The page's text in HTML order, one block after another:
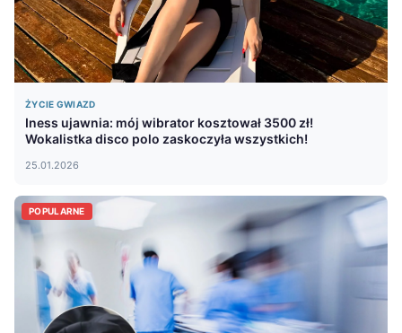
ŻYCIE GWIAZD
Iness ujawnia: mój wibrator kosztował 3500 zł!
Wokalistka disco polo zaskoczyła wszystkich!
25.01.2026
POPULARNE